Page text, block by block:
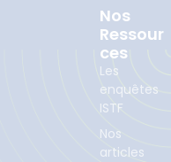
Nos
Ressour
Ces
Les
enquêtes
ISTF
Nos
articles